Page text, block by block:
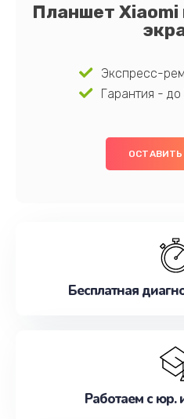
Планшет Xiaomi
Экспресс-
Гарантия - до
ОСТАВИТЬ
Бесплатная
Работаем с юр.